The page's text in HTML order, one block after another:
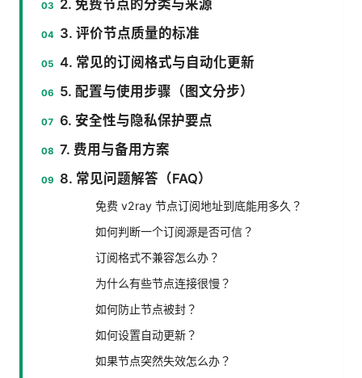
2. 免费节点的分类与来源
3. 评价节点质量的标准
4. 常见的订阅格式与自动化更新
5. 配置与使用步骤（图文分步）
6. 安全性与隐私保护要点
7. 费用与备用方案
8. 常见问题解答（FAQ）
免费 v2ray 节点订阅地址到底能用多久？
如何判断一个订阅源是否可信？
订阅格式不兼容怎么办？
为什么有些节点连接很慢？
如何防止节点被封？
如何设置自动更新？
如果节点突然失效怎么办？